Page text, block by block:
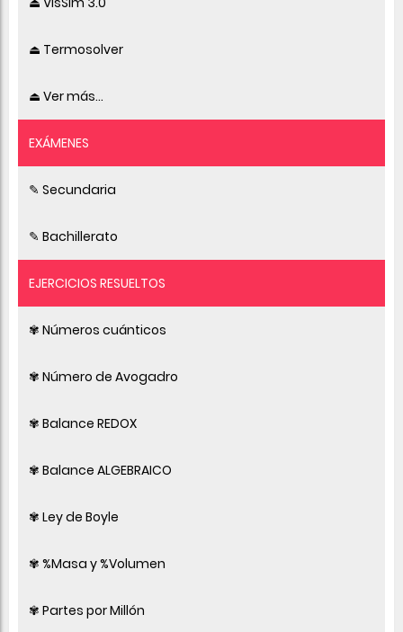
⏏ Termosolver
⏏ Ver más...
EXÁMENES
✎ Secundaria
✎ Bachillerato
EJERCICIOS RESUELTOS
✾ Números cuánticos
✾ Número de Avogadro
✾ Balance REDOX
✾ Balance ALGEBRAICO
✾ Ley de Boyle
✾ %Masa y %Volumen
✾ Partes por Millón